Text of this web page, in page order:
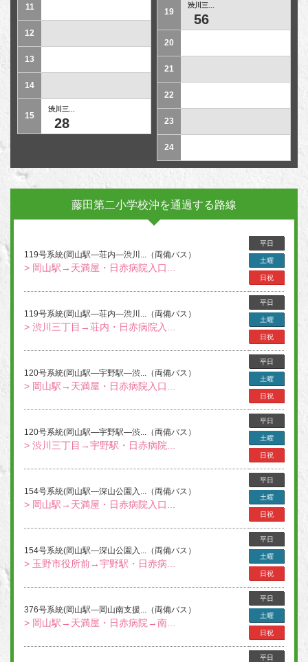
11
12
13
14
15
渋川三...
28
19
渋川三...
56
20
21
22
23
24
藤田第二小学校沖を通過する路線
119号系統(岡山駅―荘内―渋川...（両備バス）
> 岡山駅→天満屋・日赤病院入口...
平日
土曜
日祝
119号系統(岡山駅―荘内―渋川...（両備バス）
> 渋川三丁目→荘内・日赤病院入...
平日
土曜
日祝
120号系統(岡山駅―宇野駅―渋...（両備バス）
> 岡山駅→天満屋・日赤病院入口...
平日
土曜
日祝
120号系統(岡山駅―宇野駅―渋...（両備バス）
> 渋川三丁目→宇野駅・日赤病院...
平日
土曜
日祝
154号系統(岡山駅―深山公園入...（両備バス）
> 岡山駅→天満屋・日赤病院入口...
平日
土曜
日祝
154号系統(岡山駅―深山公園入...（両備バス）
> 玉野市役所前→宇野駅・日赤病...
平日
土曜
日祝
376号系統(岡山駅―岡山南支援...（両備バス）
> 岡山駅→天満屋・日赤病院→南...
平日
土曜
日祝
平日